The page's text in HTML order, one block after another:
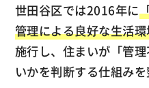
世田谷区では2016年に
管理による良好な生活
施行し、住まいが「管
いかを判断する仕組みを